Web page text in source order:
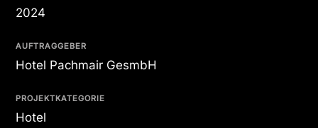
2024
AUFTRAGGEBER
Hotel Pachmair GesmbH
PROJEKTKATEGORIE
Hotel